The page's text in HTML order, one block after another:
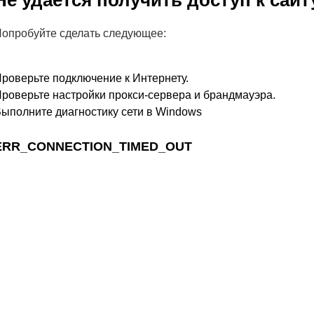
сделать следующее:
подключение к Интернету.
настройки прокси-сервера и брандмауэра.
диагностику сети в Windows